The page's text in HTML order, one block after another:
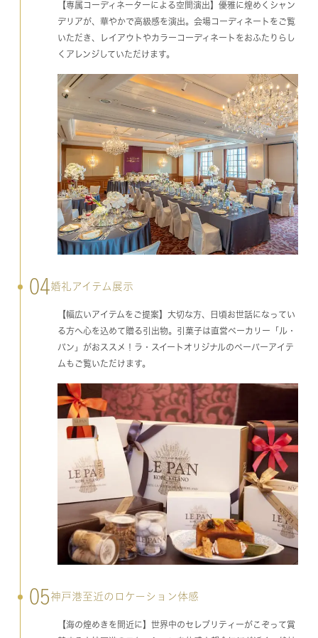
【専属コーディネーターによる空間演出】優雅に煌めくシャン
デリアが、華やかで高級感を演出。会場コーディネートをご覧
いただき、レイアウトやカラーコーディネートをおふたりらし
くアレンジしていただけます。
04婚礼アイテム展示
【幅広いアイテムをご提案】大切な方、日頃お世話になってい
る方へ心を込めて贈る引出物。引菓子は直営ベーカリー「ル・
パン」がおススメ！ラ・スイートオリジナルのペーパーアイテ
ムもご覧いただけます。
05 神戸港至近のロケーション体感
【海の煌めきを間近に】世界中のセレブリティーがこぞって賞